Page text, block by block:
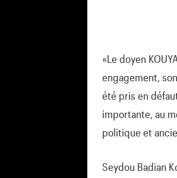
«Le doyen
engagement,
été pris en
importante, au
politique et
Seydou Badian